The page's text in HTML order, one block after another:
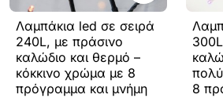
Λαμπάκια led σε σειρά
240L, με πράσινο
καλώδιο και θερμό –
κόκκινο χρώμα με 8
πρόγραμμα και μνήμη
8